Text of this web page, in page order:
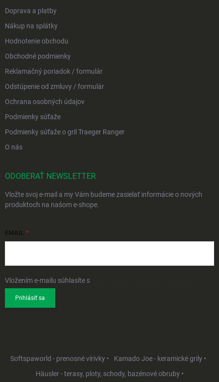
Doprava a platby
Nákup na splátky
Hodnotenie obchodu
Obchodné podmienky
Reklamačný poriadok / formulár
Odstúpenie od zmluvy / formulár
Ochrana osobných údajov
Podmienky súťaže
Podmienky súťaže o gril Traeger Ranger
O nás
ODOBERAŤ NEWSLETTER
Vložte svoj e-mail a my Vám budeme zasielať informácie o nových
produktoch na našom e-shope.
EMAIL
Vložením e-mailu súhlasíte s
Prihlásiť sa
Softspaworld - prenosné vírivky •
Kamado Joe - keramické grily •
Häusler - terasy, ploty, schody, bazénové obruby •